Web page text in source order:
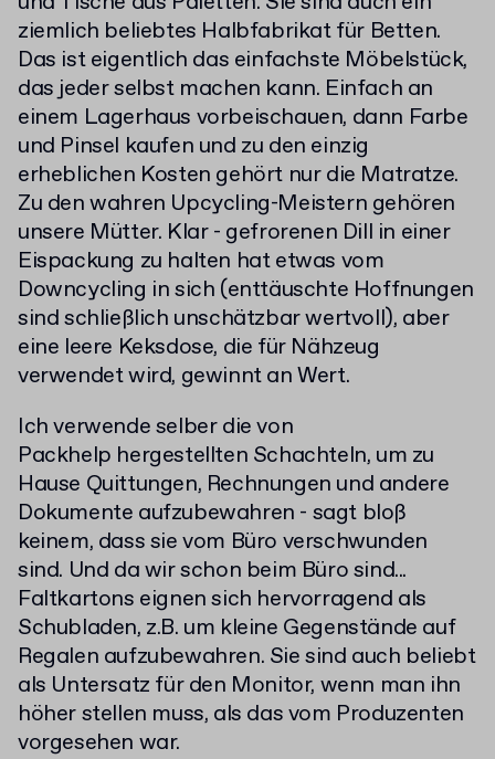
ziemlich beliebtes Halbfabrikat für Betten.
Das ist eigentlich das einfachste Möbelstück,
das jeder selbst machen kann. Einfach an
einem Lagerhaus vorbeischauen, dann Farbe
und Pinsel kaufen und zu den einzig
erheblichen Kosten gehört nur die Matratze.
Zu den wahren Upcycling-Meistern gehören
unsere Mütter. Klar - gefrorenen Dill in einer
Eispackung zu halten hat etwas vom
Downcycling in sich (enttäuschte Hoffnungen
sind schließlich unschätzbar wertvoll), aber
eine leere Keksdose, die für Nähzeug
verwendet wird, gewinnt an Wert.
Ich verwende selber die von
Packhelp hergestellten Schachteln, um zu
Hause Quittungen, Rechnungen und andere
Dokumente aufzubewahren - sagt bloß
keinem, dass sie vom Büro verschwunden
sind. Und da wir schon beim Büro sind...
Faltkartons eignen sich hervorragend als
Schubladen, z.B. um kleine Gegenstände auf
Regalen aufzubewahren. Sie sind auch beliebt
als Untersatz für den Monitor, wenn man ihn
höher stellen muss, als das vom Produzenten
vorgesehen war.